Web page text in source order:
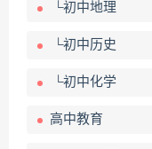
└初中地理
└初中历史
└初中化学
高中教育